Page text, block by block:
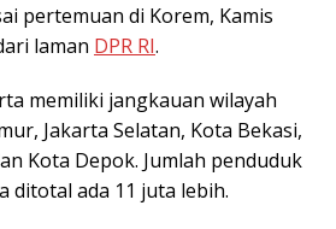
pertemuan di Korem, Kamis
laman DPR RI.
memiliki jangkauan wilayah
Jakarta Selatan, Kota Bekasi,
Kota Depok. Jumlah penduduk
ditotal ada 11 juta lebih.